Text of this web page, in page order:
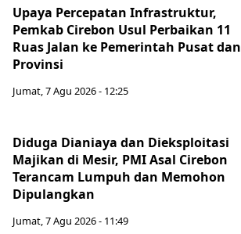
Upaya Percepatan Infrastruktur,
Pemkab Cirebon Usul Perbaikan 11
Ruas Jalan ke Pemerintah Pusat dan
Provinsi
Jumat, 7 Agu 2026 - 12:25
Diduga Dianiaya dan Dieksploitasi
Majikan di Mesir, PMI Asal Cirebon
Terancam Lumpuh dan Memohon
Dipulangkan
Jumat, 7 Agu 2026 - 11:49